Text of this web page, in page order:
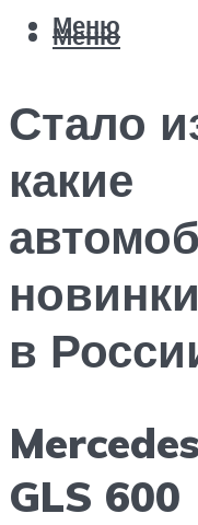
Меню
Меню
Стало
какие
в
GLS 600